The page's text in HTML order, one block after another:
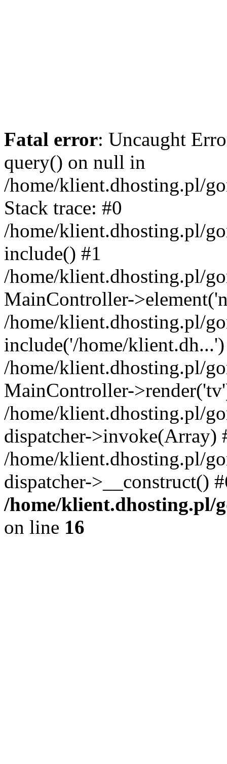
Fatal error: Uncaught
query() on null in
/home/klient.dhosting.pl/
Stack trace: #0
/home/klient.dhosting.pl/
include() #1
/home/klient.dhosting.pl/
MainController-
/home/klient.dhosting.pl/
include('/home/
/home/klient.dhosting.pl/
MainController-
/home/klient.dhosting.pl/
dispatcher->invoke(Array)
/home/klient.dhosting.pl/
dispatcher->__construct()
/home/klient.dhosting.pl/
on line 16